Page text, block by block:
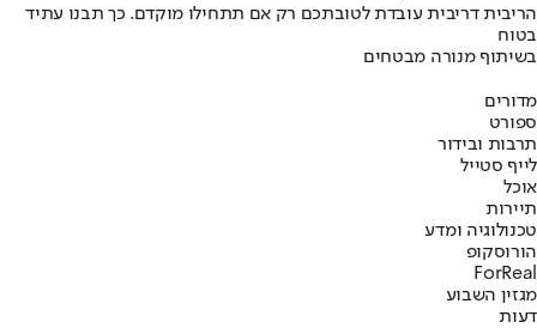
הריבית דריבית עובדת לטובתכם רק אם תתחילו מוקדם. כך תבנו עתיד
בטוח
בשיתוף מנורה מבטחים
מדורים
ספורט
תרבות ובידור
לייף סטייל
אוכל
תיירות
טכנולוגיה ומדע
הורוסקופ
ForReal
מגזין השבוע
דעות